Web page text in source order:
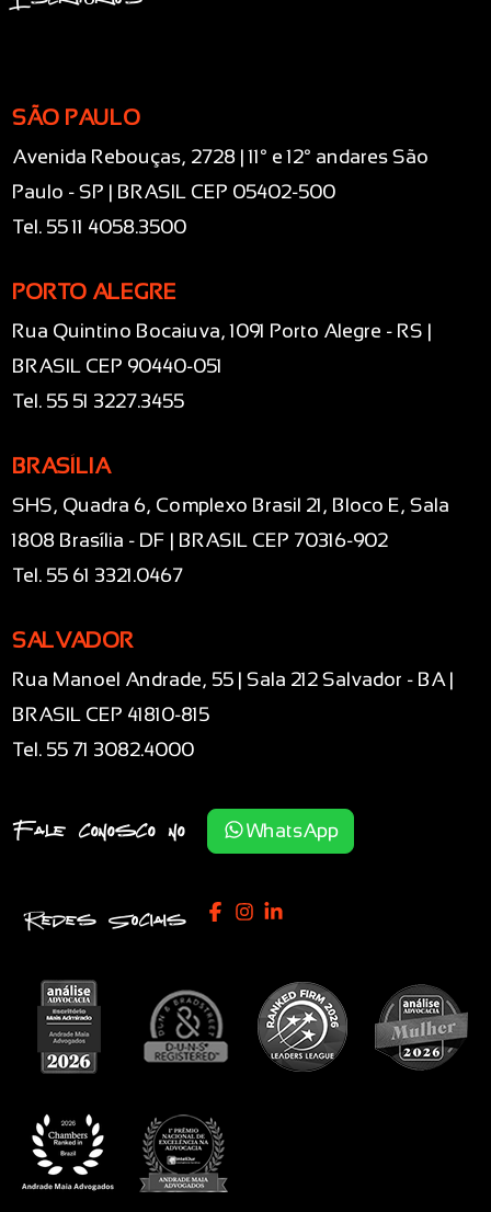
SÃO PAULO
Avenida Rebouças, 2728 | 11° e 12° andares São
Paulo - SP | BRASIL CEP 05402-500
Tel. 55 11 4058.3500
PORTO ALEGRE
Rua Quintino Bocaiuva, 1091 Porto Alegre - RS |
BRASIL CEP 90440-051
Tel. 55 51 3227.3455
BRASÍLIA
SHS, Quadra 6, Complexo Brasil 21, Bloco E, Sala
1808 Brasília - DF | BRASIL CEP 70316-902
Tel. 55 61 3321.0467
SALVADOR
Rua Manoel Andrade, 55 | Sala 212 Salvador - BA |
BRASIL CEP 41810-815
Tel. 55 71 3082.4000
Fale conosco no WhatsApp
Redes Sociais